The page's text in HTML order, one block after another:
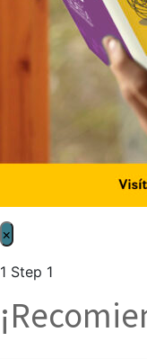
×
1 Step 1